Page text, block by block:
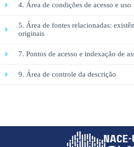
4. Área de condições de acesso e uso
5. Área de fontes relacionadas:
originais
7. Pontos de acesso e indexação de
9. Área de controle da descrição